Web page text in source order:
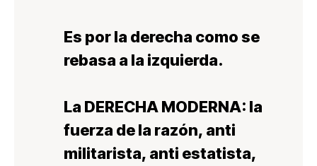
Es por la derecha como se
rebasa a la izquierda.
La DERECHA MODERNA: la
fuerza de la razón, anti
militarista, anti estatista,